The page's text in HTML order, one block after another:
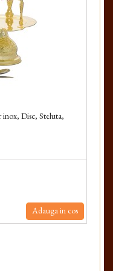
inox, Disc, Steluta,
Adauga in cos